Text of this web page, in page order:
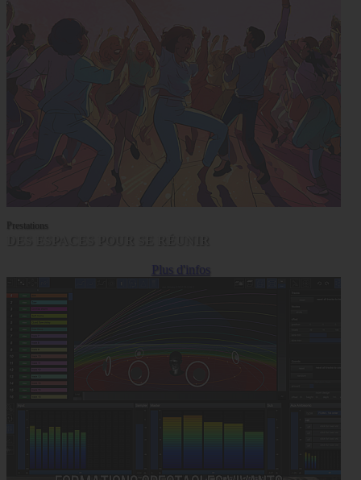
Prestations
Plus d'infos